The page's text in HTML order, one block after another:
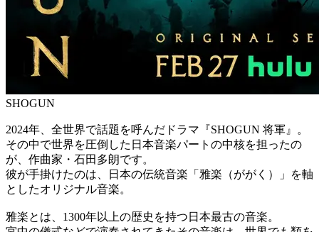
SHOGUN
2024年、全世界で話題を呼んだドラマ『SHOGUN 将軍』。
その中で世界を圧倒した日本音楽パートの中核を担ったの
が、作曲家・石田多朗です。
彼が手掛けたのは、日本の伝統音楽「雅楽（ががく）」を軸
としたオリジナル音楽。
雅楽とは、1300年以上の歴史を持つ日本最古の音楽。